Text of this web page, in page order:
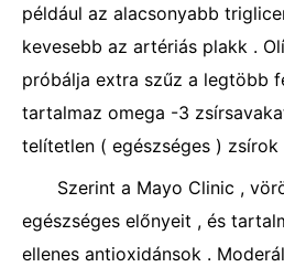
például az alacsonyabb
kevesebb az artériás plakk .
próbálja extra szűz a legtöbb
tartalmaz omega -3
telítetlen ( egészséges ) zsírok
Szerint a Mayo Clinic ,
egészséges előnyeit , és
ellenes antioxidánsok .